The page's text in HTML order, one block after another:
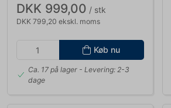
DKK 999,00 / stk
DKK 799,20 ekskl. moms
Køb nu
Ca. 17 på lager - Levering: 2-3
dage